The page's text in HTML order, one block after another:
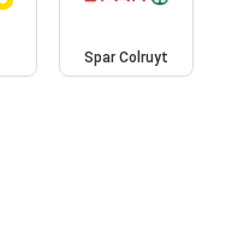
Spar Colruyt